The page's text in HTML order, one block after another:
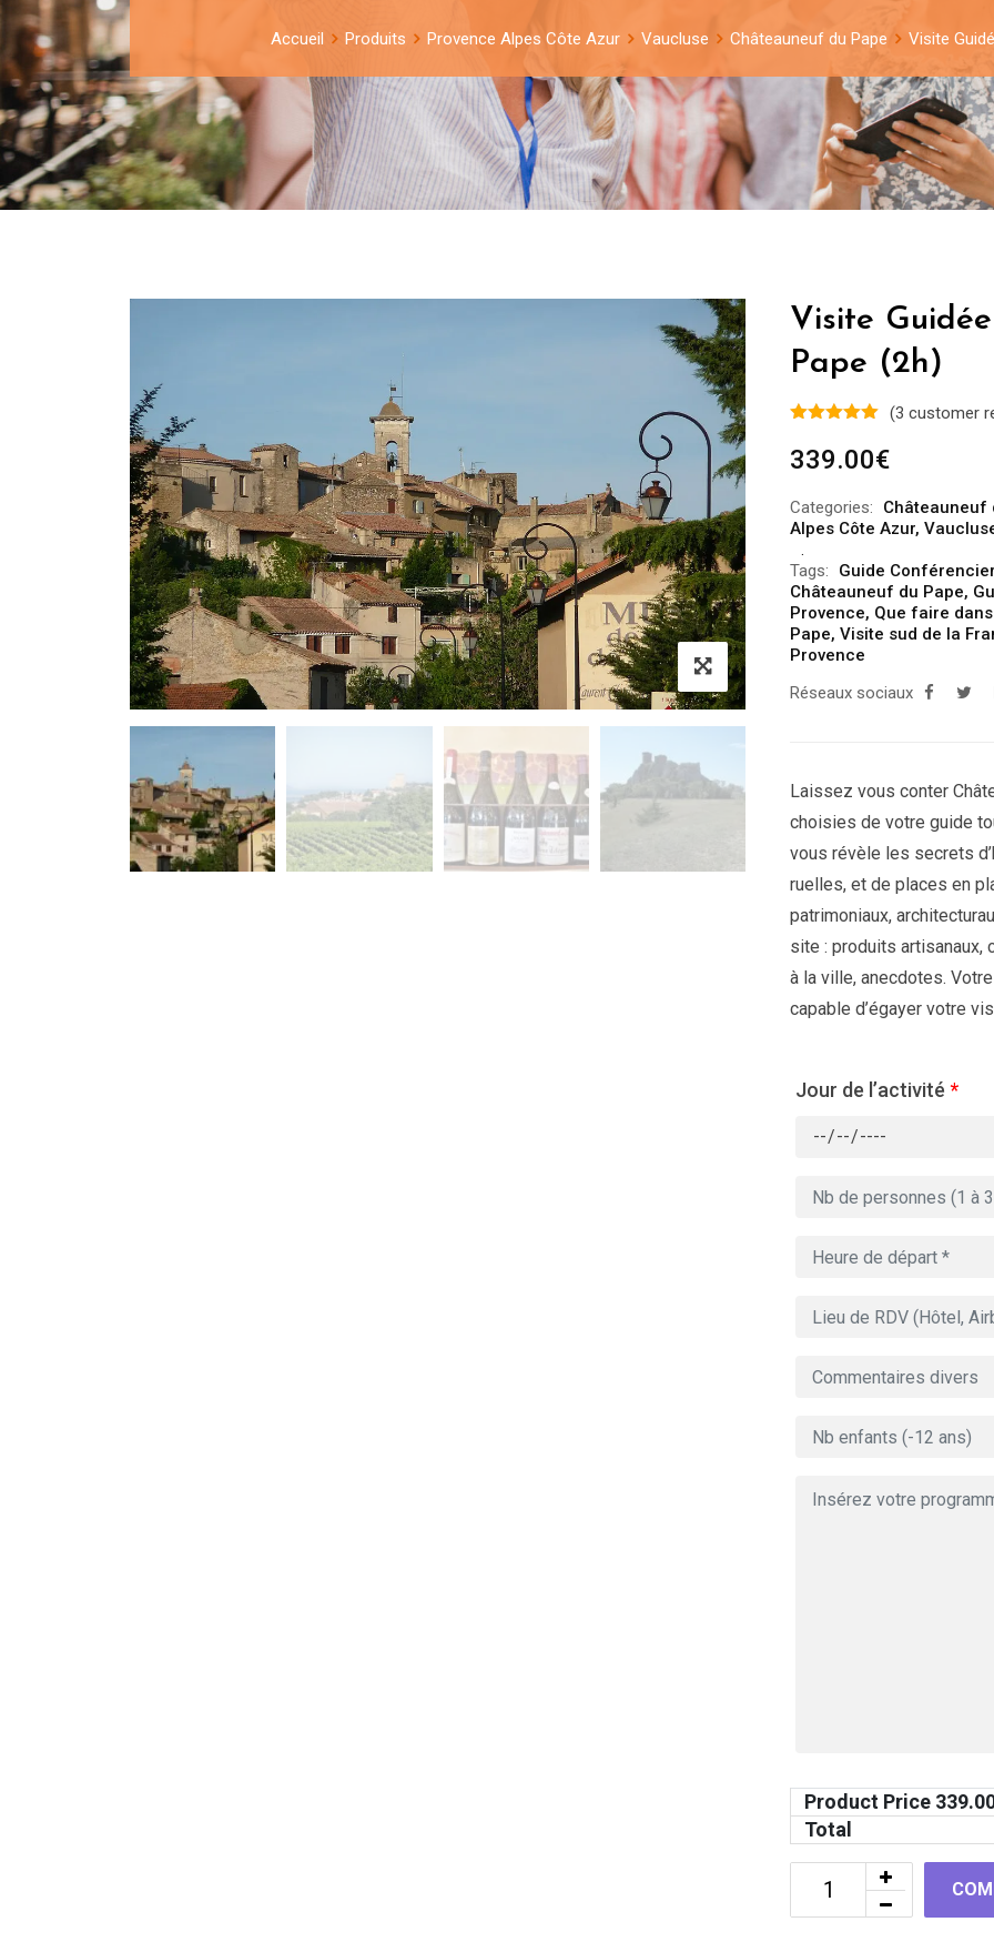
Accueil Produits Provence Alpes Côte Azur Vaucluse Châteauneuf du Pape Visite
Visite
Pape (2h)
(3 customer
339.00€
Categories: Châteauneuf
Alpes Côte Azur,
Tags: Guide
Châteauneuf du Pape,
Provence, Que faire
Pape, Visite sud de la
Provence
Réseaux sociaux
Laissez vous conter
choisies de votre guide
vous révèle les secrets
ruelles, et de places en
patrimoniaux,
site : produits
à la ville, anecdotes.
capable d’égayer votre
Jour de l’activité *
Product Price
Total